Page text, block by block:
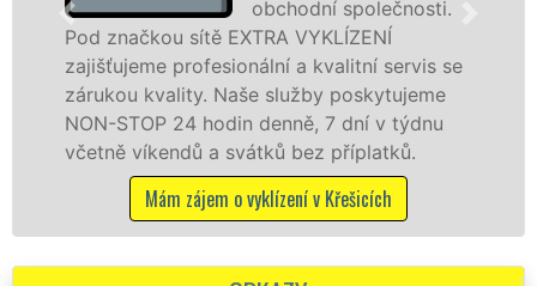
obchodní společnosti.
sítě EXTRA VYKLÍZENÍ
profesionální a kvalitní servis se
Naše služby poskytujeme
24 hodin denně, 7 dní v týdnu
a svátků bez příplatků.
zájem o vyklízení v Křešicích
jak
zárukou
STOP bez